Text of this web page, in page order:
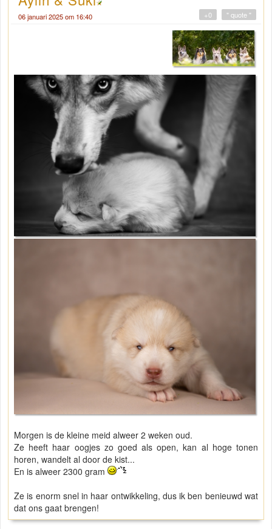
06 januari 2025 om 16:40 " quote "
+0
Morgen is de kleine meid alweer 2 weken oud.
Ze heeft haar oogjes zo goed als open, kan al hoge tonen
horen, wandelt al door de kist...
En is alweer 2300 gram
Ze is enorm snel in haar ontwikkeling, dus ik ben benieuwd wat
dat ons gaat brengen!